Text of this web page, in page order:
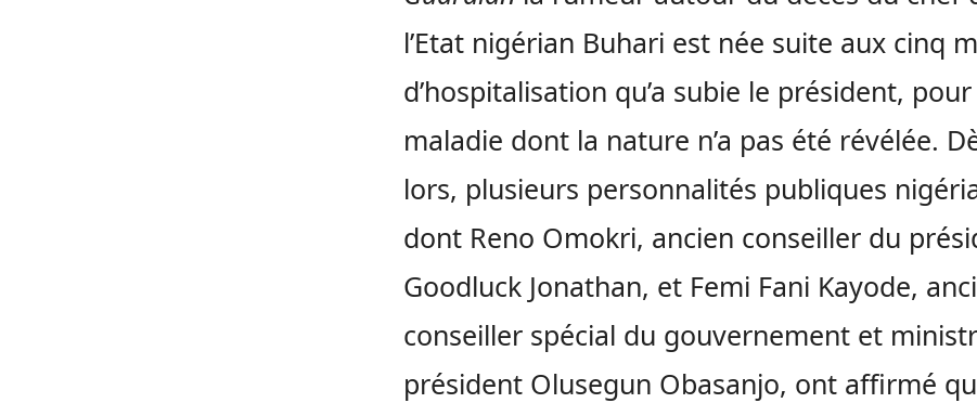
l’Etat nigérian Buhari est née suite aux cinq
d’hospitalisation qu’a subie le président,
maladie dont la nature n’a pas été révélée.
lors, plusieurs personnalités publiques
dont Reno Omokri, ancien conseiller du
Goodluck Jonathan, et Femi Fani Kayode,
conseiller spécial du gouvernement et
président Olusegun Obasanjo, ont affirmé